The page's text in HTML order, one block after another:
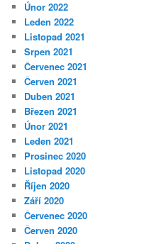
Únor 2022
Leden 2022
Listopad 2021
Srpen 2021
Červenec 2021
Červen 2021
Duben 2021
Březen 2021
Únor 2021
Leden 2021
Prosinec 2020
Listopad 2020
Říjen 2020
Září 2020
Červenec 2020
Červen 2020